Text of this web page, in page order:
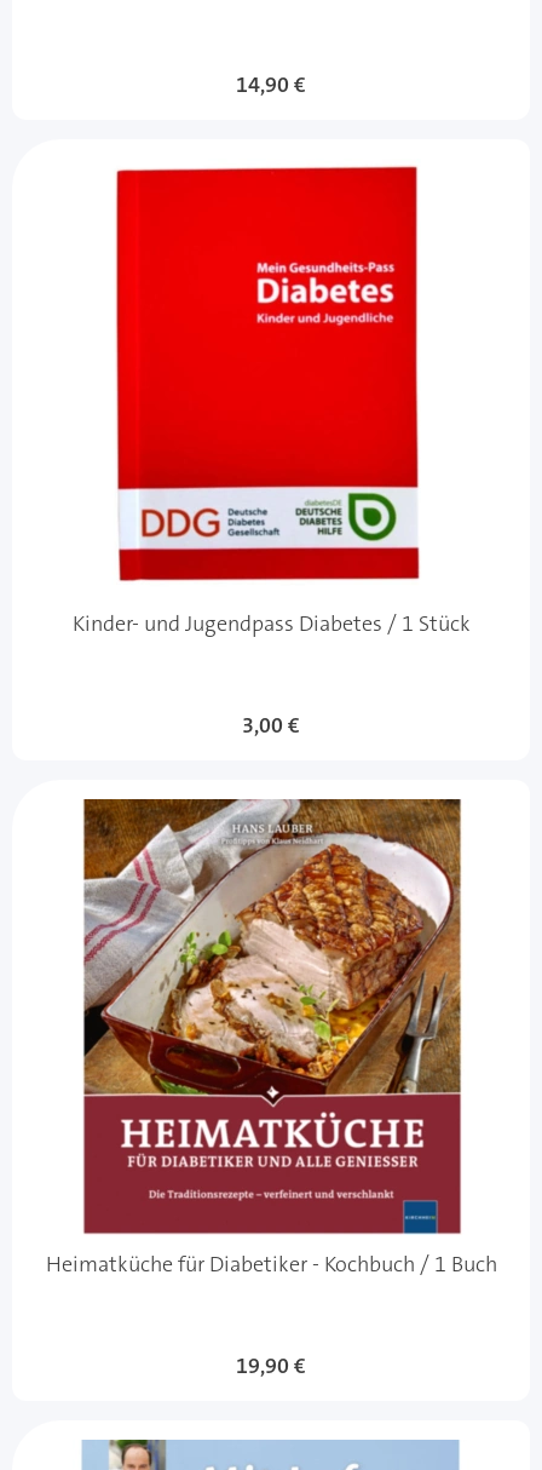
14,90 €
Kinder- und Jugendpass Diabetes / 1 Stück
3,00 €
Heimatküche für Diabetiker - Kochbuch / 1 Buch
19,90 €